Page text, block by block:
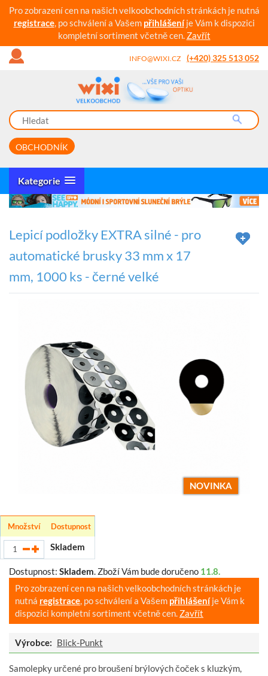
Pro zobrazení cen na našich velkoobchodních stránkách je nutná
registrace, po schválení a Vašem přihlášeníje Vám k dispozici
kompletní sortiment včetně cen. Zavřít
INFO@WIXI.CZ (+420) 325 513 052
OBCHODNÍK
Kategorie
Lepicí podložky EXTRA silné - pro
automatické brusky 33 mm x 17
mm, 1000 ks - černé velké
NOVINKA
Množství Dostupnost
Skladem
Dostupnost: Skladem. Zboží Vám bude doručeno 11.8.
Pro zobrazení cen na našich velkoobchodních stránkách je
nutná registrace, po schválení a Vašem přihlášeníje Vám k
dispozici kompletní sortiment včetně cen. Zavřít
Výrobce: Blick-Punkt
Samolepky určené pro broušení brýlových čoček s kluzkým,